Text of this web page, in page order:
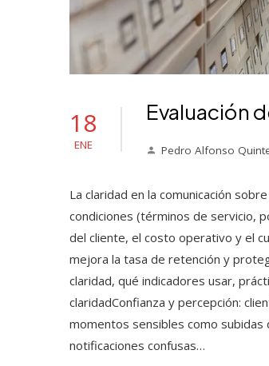
18
ENE
Evaluación
Pedro Alfonso
La claridad en la comunicación
condiciones (términos de servicio,
del cliente, el costo operativo y el
mejora la tasa de retención y
claridad, qué indicadores usar,
claridadConfianza y percepción:
momentos sensibles como subidas
notificaciones confusas…